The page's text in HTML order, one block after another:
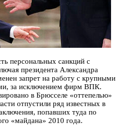
персональных санкций с
президента Александра
запрет на работу с крупными
за исключением фирм ВПК.
в Брюсселе «оттепелью»
отпустили ряд известных в
попавших туда по
«майдана» 2010 года.